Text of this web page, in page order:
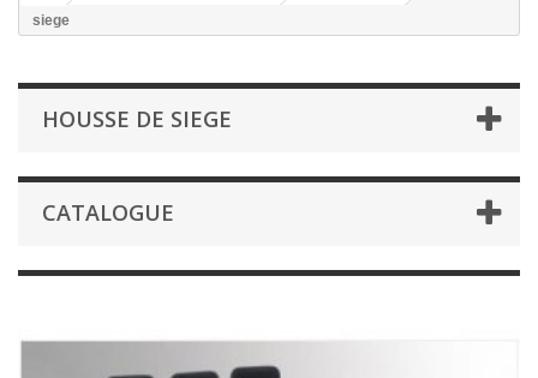
siege
HOUSSE DE SIEGE
CATALOGUE